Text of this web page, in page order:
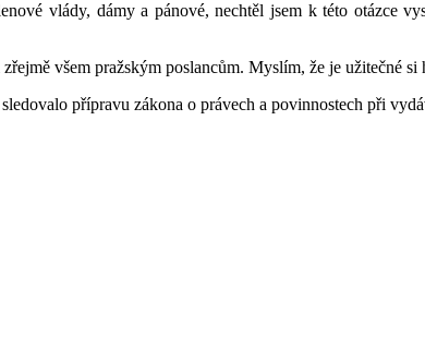
vlády, dámy a pánové, nechtěl jsem k této otázce
všem pražským poslancům. Myslím, že je užitečné
přípravu zákona o právech a povinnostech při